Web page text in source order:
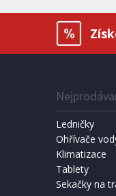
1 190 Kč
DOMÁCÍ
Bravo B
Ledničky
Ohřívače
Klimatizace
Tablety
Sekačky na